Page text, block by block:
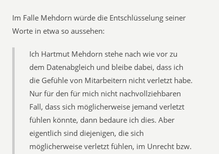
Im Falle Mehdorn würde die Entschlüsselung seiner
Worte in etwa so aussehen:
Ich Hartmut Mehdorn stehe nach wie vor zu
dem Datenabgleich und bleibe dabei, dass ich
die Gefühle von Mitarbeitern nicht verletzt habe.
Nur für den für mich nicht nachvollziehbaren
Fall, dass sich möglicherweise jemand verletzt
fühlen könnte, dann bedaure ich dies. Aber
eigentlich sind diejenigen, die sich
möglicherweise verletzt fühlen, im Unrecht bzw.